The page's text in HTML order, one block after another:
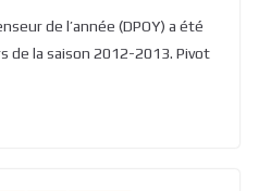
de l’année (DPOY) a été
de la saison 2012-2013. Pivot